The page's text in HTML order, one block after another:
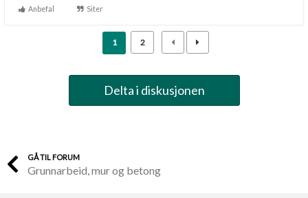
Forakter få, men folk som pynter huset sitt med blinkende juletrelys
Anbefal Siter
1 2
Delta i diskusjonen
GÅ TIL FORUM
Grunnarbeid, mur og betong